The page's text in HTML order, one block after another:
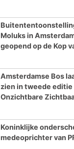
Moluks in
geopend op de Kop
Amsterdamse Bos
zien in tweede editie
Onzichtbare
Koninklijke
medeoprichter van